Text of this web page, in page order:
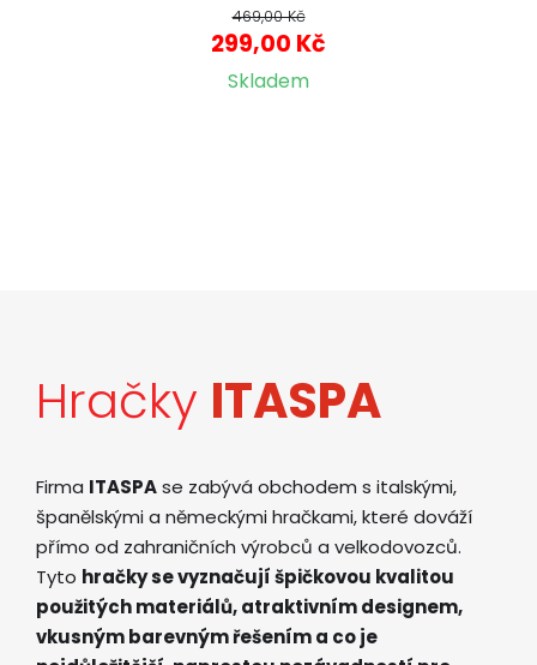
469,00 Kč
299,00 Kč
Skladem
Hračky ITASPA
Firma ITASPAse zabývá obchodem s italskými,
španělskými a německými hračkami, které dováží
přímo od zahraničních výrobců a velkodovozců.
Tyto hračky se vyznačují špičkovou kvalitou
použitých materiálů, atraktivním designem,
vkusným barevným řešením a co je